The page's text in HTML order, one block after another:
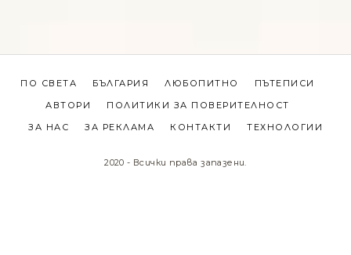
ПО СВЕТА БЪЛГАРИЯ ЛЮБОПИТНО
ПЪТЕПИСИ
АВТОРИ
ПОЛИТИКИ ЗА ПОВЕРИТЕЛНОСТ
ЗА НАС
ЗА РЕКЛАМА КОНТАКТИ ТЕХНОЛОГИИ
2020 - Всички права запазени.